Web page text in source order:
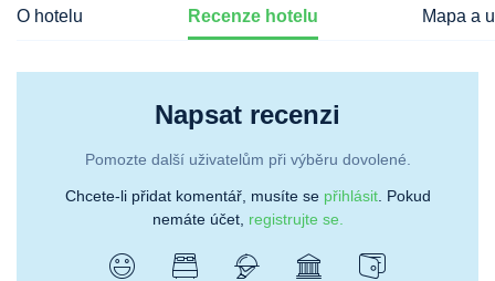
O hotelu Recenze hotelu Mapa a
Napsat recenzi
Pomozte další uživatelům při výběru dovolené.
Chcete-li přidat komentář, musíte se přihlásit. Pokud
nemáte účet, registrujte se.